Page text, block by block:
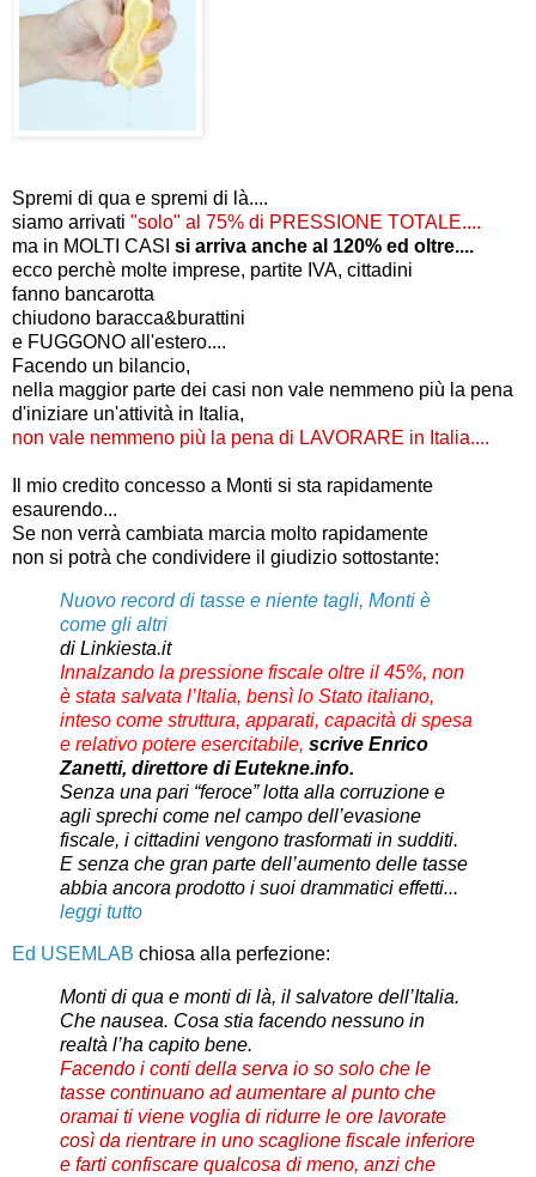
Spremi di qua e spremi di là....
siamo arrivati "solo" al 75% di PRESSIONE TOTALE....
ma in MOLTI CASI si arriva anche al 120% ed oltre....
ecco perchè molte imprese, partite IVA, cittadini
fanno bancarotta
chiudono baracca&burattini
e FUGGONO all'estero....
Facendo un bilancio,
nella maggior parte dei casi non vale nemmeno più la pena
d'iniziare un'attività in Italia,
non vale nemmeno più la pena di LAVORARE in Italia....
Il mio credito concesso a Monti si sta rapidamente
esaurendo...
Se non verrà cambiata marcia molto rapidamente
non si potrà che condividere il giudizio sottostante:
Nuovo record di tasse e niente tagli, Monti è
come gli altri
di Linkiesta.it
Innalzando la pressione fiscale oltre il 45%, non
è stata salvata l’Italia, bensì lo Stato italiano,
inteso come struttura, apparati, capacità di spesa
e relativo potere esercitabile, scrive Enrico
Zanetti, direttore di Eutekne.info.
Senza una pari “feroce” lotta alla corruzione e
agli sprechi come nel campo dell’evasione
fiscale, i cittadini vengono trasformati in sudditi.
E senza che gran parte dell’aumento delle tasse
abbia ancora prodotto i suoi drammatici effetti...
leggi tutto
Ed USEMLAB chiosa alla perfezione:
Monti di qua e monti di là, il salvatore dell’Italia.
Che nausea. Cosa stia facendo nessuno in
realtà l’ha capito bene.
Facendo i conti della serva io so solo che le
tasse continuano ad aumentare al punto che
oramai ti viene voglia di ridurre le ore lavorate
così da rientrare in uno scaglione fiscale inferiore
e farti confiscare qualcosa di meno, anzi che